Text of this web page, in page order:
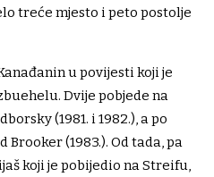
treće mjesto i peto postolje
u povijesti koji je
Dvije pobjede na
(1981. i 1982.), a po
Brooker (1983.). Od tada, pa
koji je pobijedio na Streifu,